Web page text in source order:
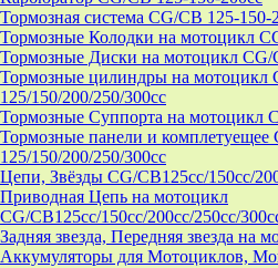
Тормозная система CG/CB 125-150-
Тормозные Колодки на мотоцикл
Тормозные Диски на мотоцикл CG/
Тормозные цилиндры на мотоцикл
125/150/200/250/300cc
Тормозные Суппорта на мотоцикл
Тормозные панели и комплетуещее
125/150/200/250/300cc
Цепи, Звёзды CG/CB125cc/150cc/
Приводная Цепь на мотоцикл
CG/CB125cc/150cc/200cc/250cc/
Задняя звезда, Передняя звезда на
Аккумуляторы для Мотоциклов,